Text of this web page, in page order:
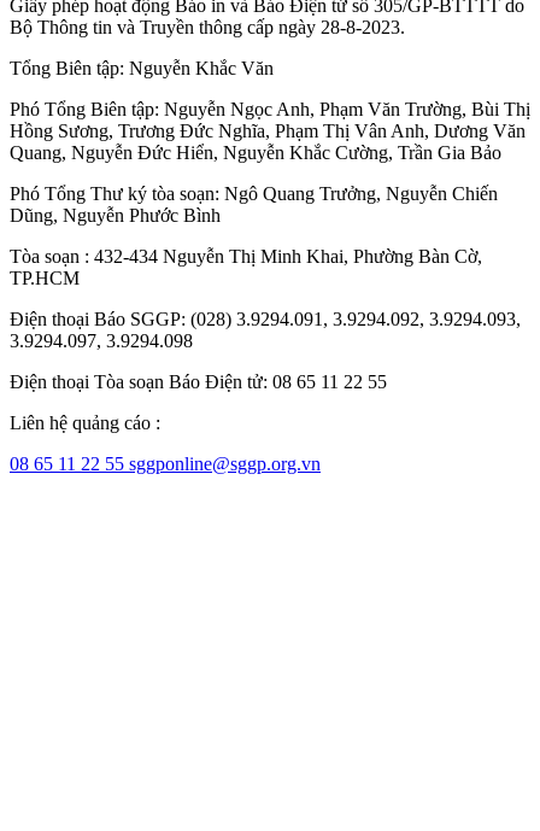
Giấy phép hoạt động Báo in và Báo Điện tử số 305/GP-BTTTT do
Bộ Thông tin và Truyền thông cấp ngày 28-8-2023.
Tổng Biên tập: Nguyễn Khắc Văn
Phó Tổng Biên tập: Nguyễn Ngọc Anh, Phạm Văn Trường, Bùi Thị
Hồng Sương, Trương Đức Nghĩa, Phạm Thị Vân Anh, Dương Văn
Quang, Nguyễn Đức Hiển, Nguyễn Khắc Cường, Trần Gia Bảo
Phó Tổng Thư ký tòa soạn: Ngô Quang Trưởng, Nguyễn Chiến
Dũng, Nguyễn Phước Bình
Tòa soạn : 432-434 Nguyễn Thị Minh Khai, Phường Bàn Cờ,
TP.HCM
Điện thoại Báo SGGP: (028) 3.9294.091, 3.9294.092, 3.9294.093,
3.9294.097, 3.9294.098
Điện thoại Tòa soạn Báo Điện tử: 08 65 11 22 55
Liên hệ quảng cáo :
08 65 11 22 55 sggponline@sggp.org.vn